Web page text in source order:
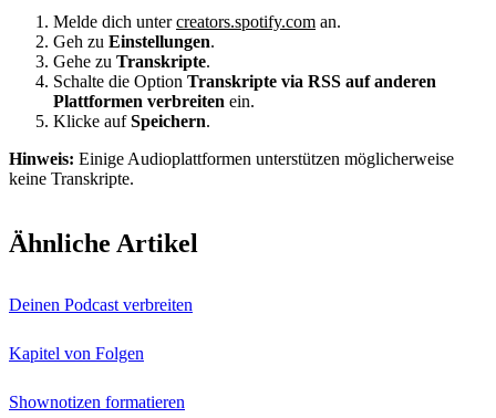
Melde dich untercreators.spotify.com an.
Geh zu Einstellungen.
Gehe zu Transkripte.
Schalte die Option Transkripte via RSS auf anderen
Plattformen verbreiten ein.
Klicke aufSpeichern.
Hinweis: Einige Audioplattformen unterstützen möglicherweise
keine Transkripte.
Ähnliche Artikel
Deinen Podcast verbreiten
Kapitel von Folgen
Shownotizen formatieren